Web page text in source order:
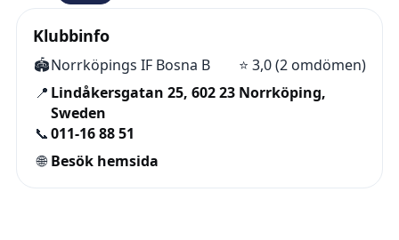
Klubbinfo
🏟️Norrköpings IF Bosna B ⭐ 3,0 (2 omdömen)
📍 Lindåkersgatan 25, 602 23 Norrköping,
Sweden
📞011-16 88 51
🌐 Besök hemsida